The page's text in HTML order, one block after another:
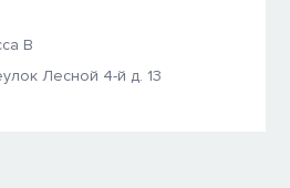
B
Лесной 4-й д. 13